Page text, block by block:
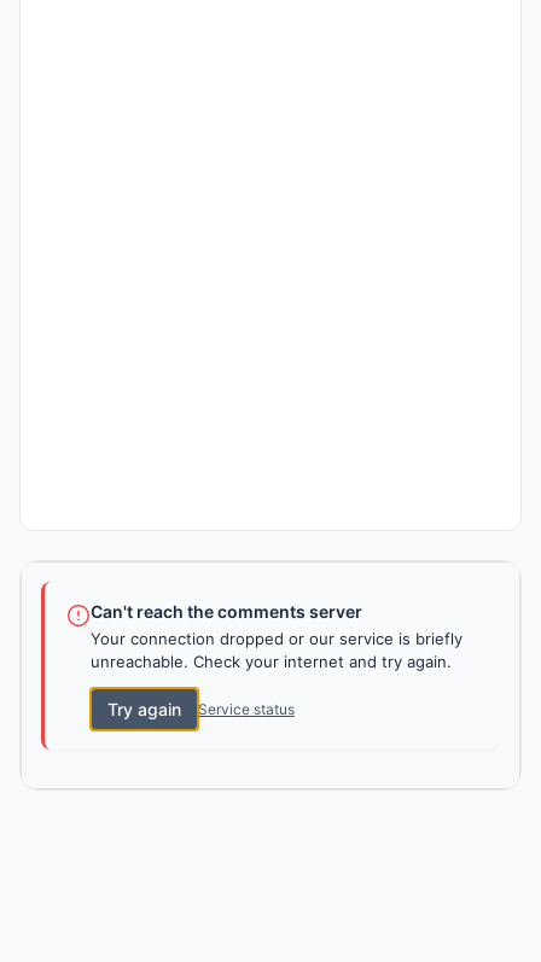
Can't reach the comments server
Your connection dropped or our service is briefly
unreachable. Check your internet and try again.
Try again Service status